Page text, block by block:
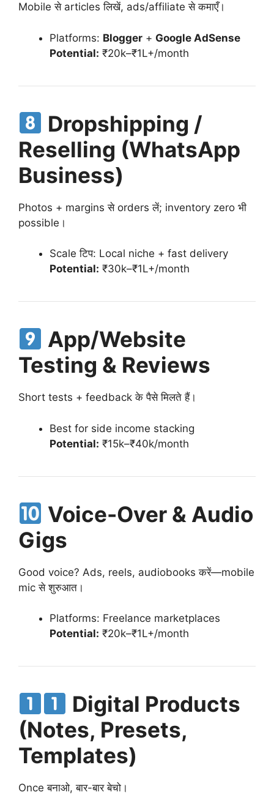
Mobile से articles लिखें, ads/affiliate से कमाएँ।
Platforms: Blogger + Google AdSense
Potential: ₹20k–₹1L+/month
Dropshipping /
Reselling (WhatsApp
Business)
Photos + margins से orders लें; inventory zero भी
possible।
Scale टिप: Local niche + fast delivery
Potential: ₹30k–₹1L+/month
App/Website
Testing & Reviews
Short tests + feedback के पैसे मिलते हैं।
Best for side income stacking
Potential: ₹15k–₹40k/month
Voice-Over & Audio
Gigs
Good voice? Ads, reels, audiobooks करें—mobile
mic से शुरुआत।
Platforms: Freelance marketplaces
Potential: ₹20k–₹1L+/month
Digital Products
(Notes, Presets,
Templates)
Once बनाओ, बार-बार बेचो।